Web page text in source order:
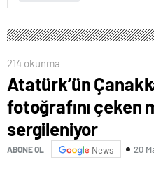
214 okunma
Atatürk’ün
fotoğrafını çeken
sergileniyor
ABONE OL News 20